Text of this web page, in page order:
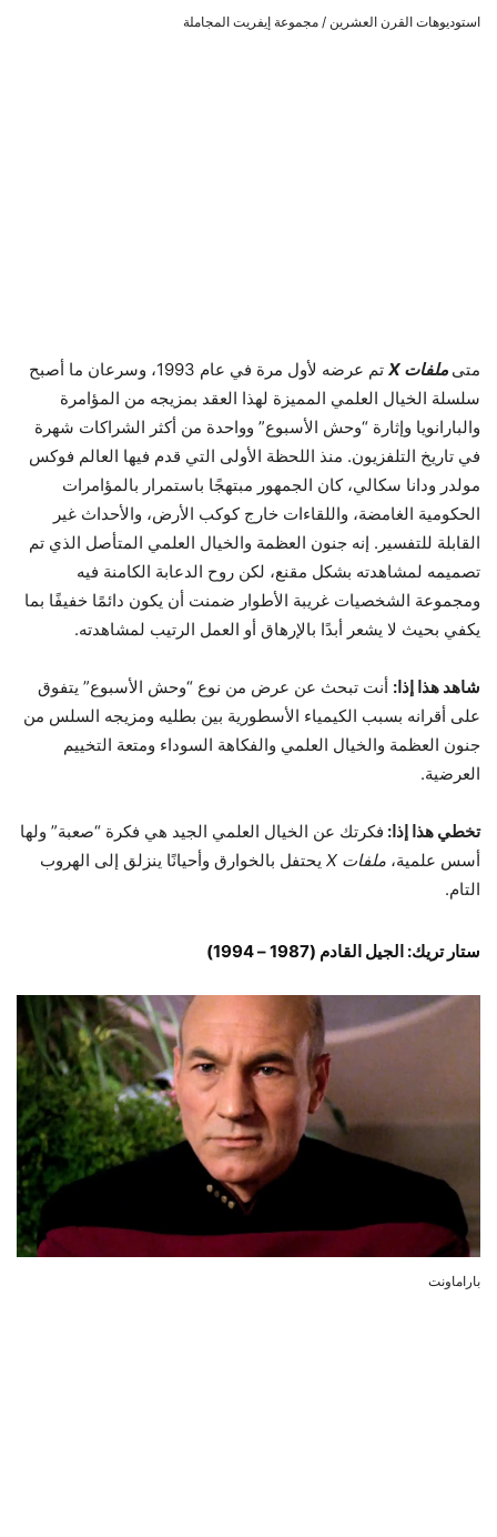
استوديوهات القرن العشرين / مجموعة إيفريت المجاملة
متى ملفات X
تم عرضه لأول مرة في عام 1993، وسرعان ما أصبح
سلسلة الخيال العلمي المميزة لهذا العقد بمزيجه من المؤامرة
والبارانويا وإثارة “وحش الأسبوع” وواحدة من أكثر الشراكات شهرة
في تاريخ التلفزيون. منذ اللحظة الأولى التي قدم فيها العالم فوكس
مولدر ودانا سكالي، كان الجمهور مبتهجًا باستمرار بالمؤامرات
الحكومية الغامضة، واللقاءات خارج كوكب الأرض، والأحداث غير
القابلة للتفسير. إنه جنون العظمة والخيال العلمي المتأصل الذي تم
تصميمه لمشاهدته بشكل مقنع، لكن روح الدعابة الكامنة فيه
ومجموعة الشخصيات غريبة الأطوار ضمنت أن يكون دائمًا خفيفًا بما
يكفي بحيث لا يشعر أبدًا بالإرهاق أو العمل الرتيب لمشاهدته.
شاهد هذا إذا: أنت تبحث عن عرض من نوع “وحش الأسبوع” يتفوق
على أقرانه بسبب الكيمياء الأسطورية بين بطليه ومزيجه السلس من
جنون العظمة والخيال العلمي والفكاهة السوداء ومتعة التخييم
العرضية.
تخطي هذا إذا: فكرتك عن الخيال العلمي الجيد هي فكرة “صعبة” ولها
أسس علمية، ملفات X يحتفل بالخوارق وأحيانًا ينزلق إلى الهروب
التام.
ستار تريك: الجيل القادم (1987 – 1994)
باراماونت